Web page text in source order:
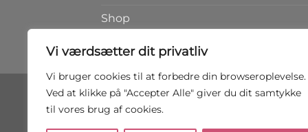
Vi værdsætter dit privatliv
Vi bruger cookies til at forbedre din browseroplevelse.
Ved at klikke på "Accepter Alle" giver du dit samtykke
til vores brug af cookies.
Shop
Kontakt